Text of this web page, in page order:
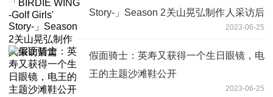
Story-」Season 2关山晃弘制作人采访后
2023-06-25
假面骑士：英寿又获得一个生日眼镜，电
王的主题沙滩鞋公开
2023-06-25